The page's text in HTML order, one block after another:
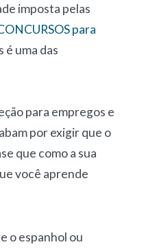
imposta pelas
para
é uma das
para empregos e
por exigir que o
que como a sua
você aprende
o espanhol ou